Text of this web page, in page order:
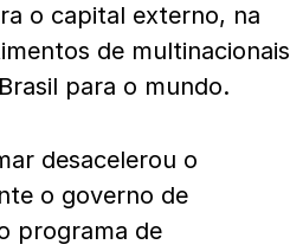
o capital externo, na
de multinacionais
para o mundo.
desacelerou o
o governo de
programa de